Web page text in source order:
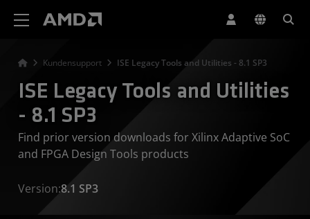
Kundensupport ISE Legacy Tools and Utilities - 8.1 SP3
ISE Legacy Tools and Utilities
- 8.1 SP3
Find prior version downloads for Xilinx Adaptive SoC
and FPGA Design Tools products
Version:8.1 SP3